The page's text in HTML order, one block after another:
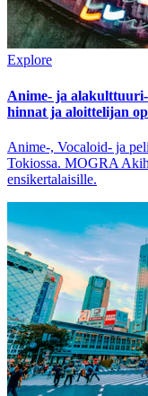
Explore
Anime- ja
hinnat ja aloittelijan
Anime-, Vocaloid- ja
Tokiossa. MOGRA
ensikertalaisille.